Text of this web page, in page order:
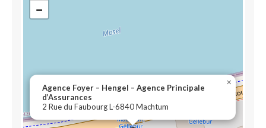
Agence Foyer – Hengel – Agence Principale
d’Assurances
2 Rue du Faubourg L-6840 Machtum
×
−